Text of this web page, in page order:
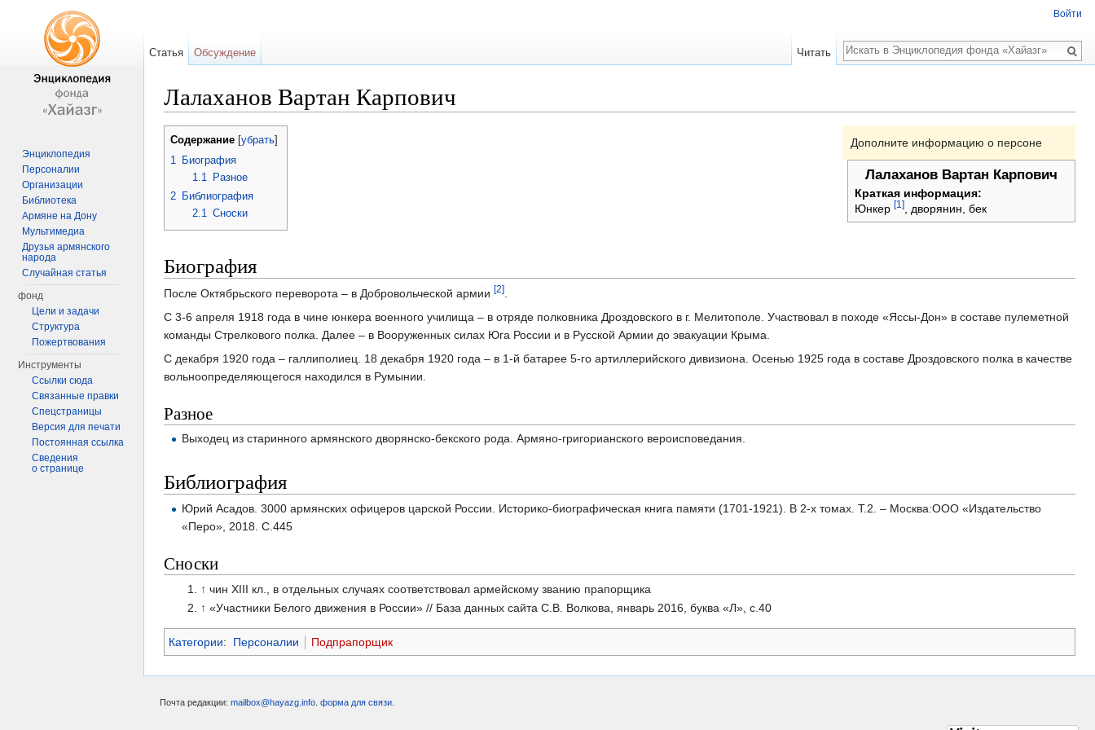
Лалаханов Вартан Карпович
Дополните информацию о персоне
Лалаханов Вартан Карпович
Краткая информация:
Юнкер [1] , дворянин, бек
Содержание убрать
1 Биография
1.1
Разное
2 Библиография
2.1
Сноски
Биография
После Октябрьского переворота – в Добровольческой армии [2]
С 3-6 апреля 1918 года в чине юнкера военного училища – в отряде полковника Дроздовского в г. Мелитополе. Участвовал в походе «Яссы-Дон» в составе пулеметной
команды Стрелкового полка. Далее – в Вооруженных силах Юга России и в Русской Армии до эвакуации Крыма.
С декабря 1920 года – галлиполиец. 18 декабря 1920 года – в 1-й батарее 5-го артиллерийского дивизиона. Осенью 1925 года в составе Дроздовского полка в качестве
вольноопределяющегося находился в Румынии.
Разное
Выходец из старинного армянского дворянско-бекского рода. Армяно-григорианского вероисповедания.
Библиография
Юрий Асадов. 3000 армянских офицеров царской России. Историко-биографическая книга памяти (1701-1921). В 2-х томах. Т.2. – Москва:ООО «Издательство
«Перо», 2018. С.445
Сноски
↑ чин XIII кл., в отдельных случаях соответствовал армейскому званию прапорщика
↑ «Участники Белого движения в России» // База данных сайта С.В. Волкова, январь 2016, буква «Л», с.40
Категории: Персоналии Подпрапорщик
Войти
Статья Обсуждение Читать
Поиск
Энциклопедия
Персоналии
Организации
Библиотека
Армяне на Дону
Мультимедиа
Друзья армянского
народа
Случайная статья
фонд
Цели и задачи
Структура
Пожертвования
Инструменты
Ссылки сюда
Связанные правки
Спецстраницы
Версия для печати
Постоянная ссылка
Сведения
о странице
Почта редакции: mailbox@hayazg.info форма для связи